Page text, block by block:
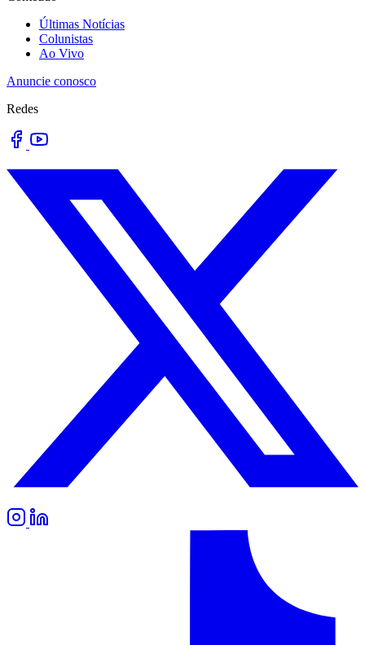
Últimas Notícias
Colunistas
Ao Vivo
Anuncie conosco
Redes